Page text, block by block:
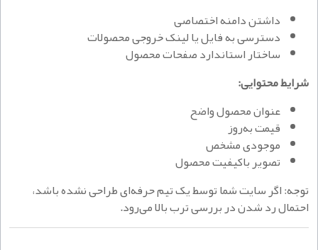
داشتن دامنه اختصاصی
دسترسی به فایل یا لینک خروجی محصولات
ساختار استاندارد صفحات محصول
شرایط محتوایی:
عنوان محصول واضح
قیمت به‌روز
موجودی مشخص
تصویر باکیفیت محصول
توجه: اگر سایت شما توسط یک تیم حرفه‌ای طراحی نشده باشد،
احتمال رد شدن در بررسی ترب بالا می‌رود.